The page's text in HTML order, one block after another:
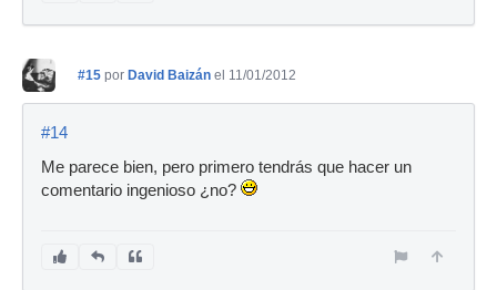
#15 por David Baizán el 11/01/2012
#14
Me parece bien, pero primero tendrás que hacer un
comentario ingenioso ¿no?